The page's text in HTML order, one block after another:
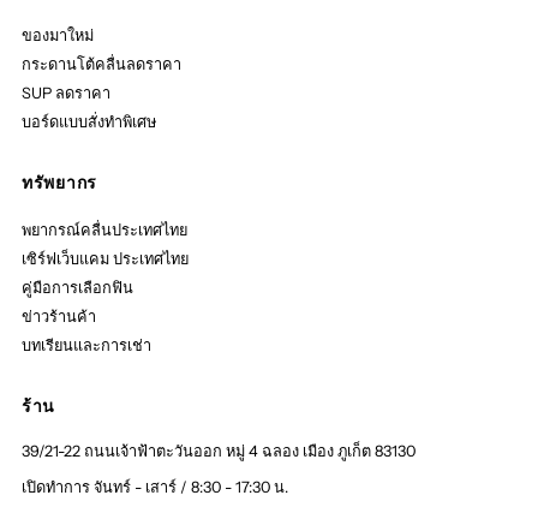
ของมาใหม่
กระดานโต้คลื่นลดราคา
SUP ลดราคา
บอร์ดแบบสั่งทำพิเศษ
ทรัพยากร
พยากรณ์คลื่นประเทศไทย
เซิร์ฟเว็บแคม ประเทศไทย
คู่มือการเลือกฟิน
ข่าวร้านค้า
บทเรียนและการเช่า
ร้าน
39/21-22 ถนนเจ้าฟ้าตะวันออก หมู่ 4 ฉลอง เมือง ภูเก็ต 83130
เปิดทำการ จันทร์ - เสาร์ / 8:30 - 17:30 น.